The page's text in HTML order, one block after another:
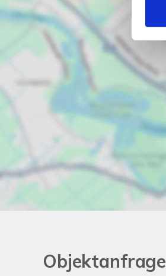
Objektanfrage